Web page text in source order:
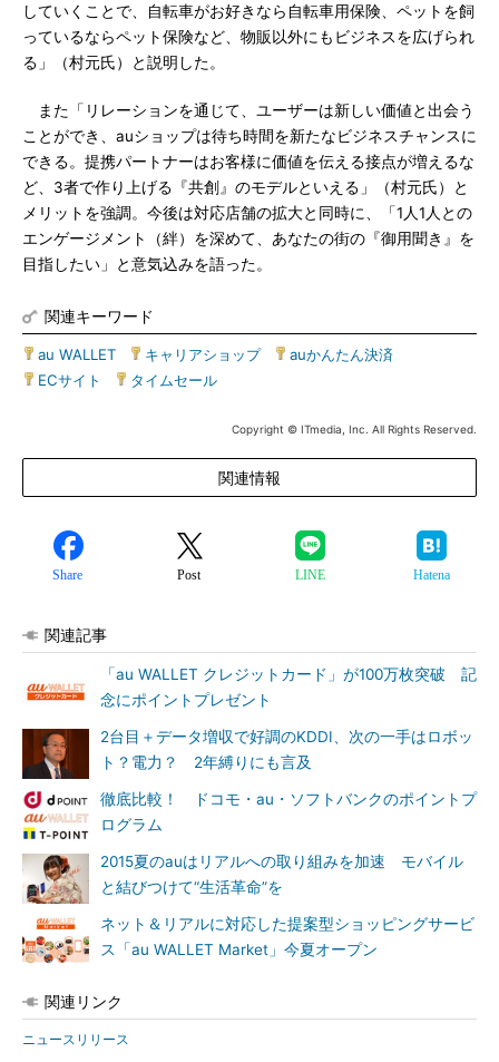
していくことで、自転車がお好きなら自転車用保険、ペットを飼
っているならペット保険など、物販以外にもビジネスを広げられ
る」（村元氏）と説明した。
また「リレーションを通じて、ユーザーは新しい価値と出会う
ことができ、auショップは待ち時間を新たなビジネスチャンスに
できる。提携パートナーはお客様に価値を伝える接点が増えるな
ど、3者で作り上げる『共創』のモデルといえる」（村元氏）と
メリットを強調。今後は対応店舗の拡大と同時に、「1人1人との
エンゲージメント（絆）を深めて、あなたの街の『御用聞き』を
目指したい」と意気込みを語った。
関連キーワード
au WALLET キャリアショップ| auかんたん決済
ECサイト
タイムセール
Copyright © ITmedia, Inc. All Rights Reserved.
関連情報
Share Post LINE Hatena
関連記事
「au WALLET クレジットカード」が100万枚突破 記
念にポイントプレゼント
2台目＋データ増収で好調のKDDI、次の一手はロボッ
ト？電力？ 2年縛りにも言及
徹底比較！ ドコモ・au・ソフトバンクのポイントプ
ログラム
2015夏のauはリアルへの取り組みを加速 モバイル
と結びつけて“生活革命”を
ネット＆リアルに対応した提案型ショッピングサービ
ス「au WALLET Market」今夏オープン
関連リンク
ニュースリリース